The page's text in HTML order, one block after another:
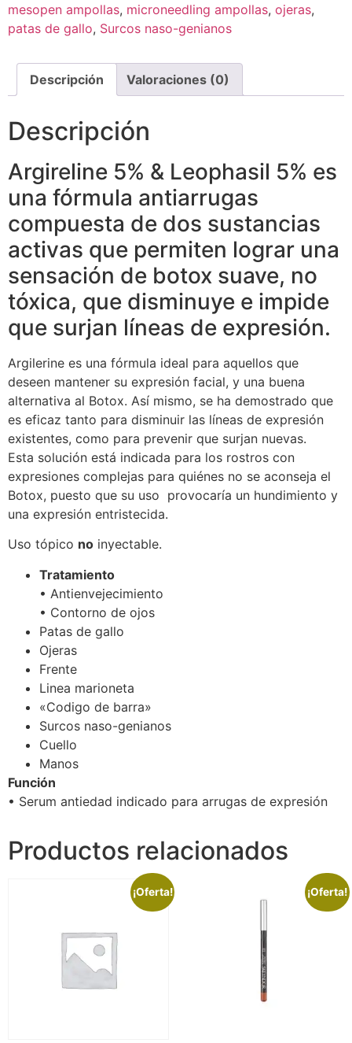
mesopen ampollas, microneedling ampollas, ojeras,
patas de gallo, Surcos naso-genianos
Descripción Valoraciones (0)
Descripción
Argireline 5% & Leophasil 5% es
una fórmula antiarrugas
compuesta de dos sustancias
activas que permiten lograr una
sensación de botox suave, no
tóxica, que disminuye e impide
que surjan líneas de expresión.
Argilerine es una fórmula ideal para aquellos que
deseen mantener su expresión facial, y una buena
alternativa al Botox. Así mismo, se ha demostrado que
es eficaz tanto para disminuir las líneas de expresión
existentes, como para prevenir que surjan nuevas.
Esta solución está indicada para los rostros con
expresiones complejas para quiénes no se aconseja el
Botox, puesto que su uso provocaría un hundimiento y
una expresión entristecida.
Uso tópico no inyectable.
Tratamiento
• Antienvejecimiento
• Contorno de ojos
Patas de gallo
Ojeras
Frente
Linea marioneta
«Codigo de barra»
Surcos naso-genianos
Cuello
Manos
Función
• Serum antiedad indicado para arrugas de expresión
Productos relacionados
¡Oferta! ¡Oferta!